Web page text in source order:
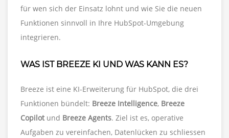
für wen sich der Einsatz lohnt und wie Sie die neuen
Funktionen sinnvoll in Ihre HubSpot-Umgebung
integrieren.
WAS IST BREEZE KI UND WAS KANN ES?
Breeze ist eine KI-Erweiterung für HubSpot, die drei
Funktionen bündelt: Breeze Intelligence, Breeze
Copilot und Breeze Agents. Ziel ist es, operative
Aufgaben zu vereinfachen, Datenlücken zu schliessen